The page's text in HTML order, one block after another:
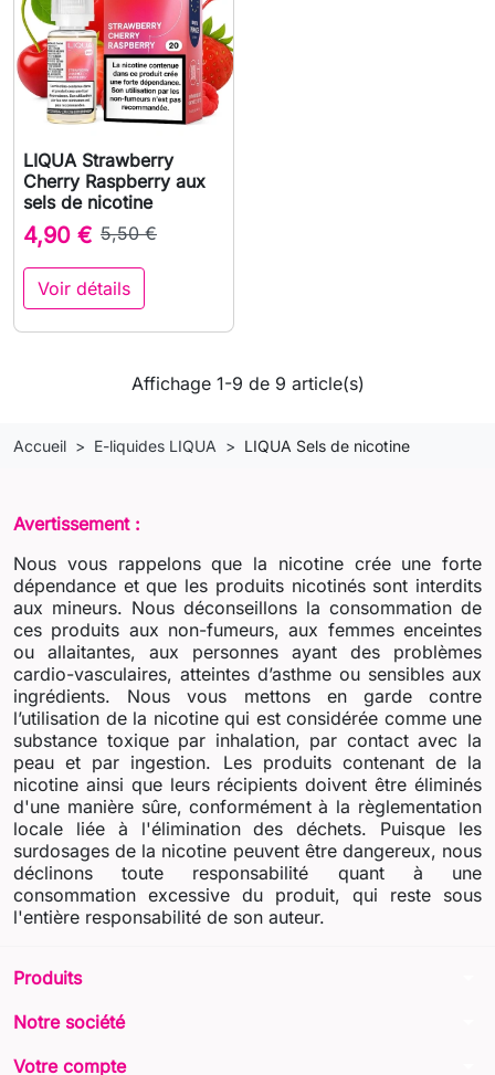
LIQUA Strawberry
Cherry Raspberry aux
sels de nicotine
4,90 € 5,50 €
Voir détails
Affichage 1-9 de 9 article(s)
Accueil E-liquides LIQUA LIQUA Sels de nicotine
Avertissement :
Nous vous rappelons que la nicotine crée une forte
dépendance et que les produits nicotinés sont interdits
aux mineurs. Nous déconseillons la consommation de
ces produits aux non-fumeurs, aux femmes enceintes
ou allaitantes, aux personnes ayant des problèmes
cardio-vasculaires, atteintes d’asthme ou sensibles aux
ingrédients. Nous vous mettons en garde contre
l’utilisation de la nicotine qui est considérée comme une
substance toxique par inhalation, par contact avec la
peau et par ingestion. Les produits contenant de la
nicotine ainsi que leurs récipients doivent être éliminés
d'une manière sûre, conformément à la règlementation
locale liée à l'élimination des déchets. Puisque les
surdosages de la nicotine peuvent être dangereux, nous
déclinons toute responsabilité quant à une
consommation excessive du produit, qui reste sous
l'entière responsabilité de son auteur.
Produits
Notre société
Votre compte